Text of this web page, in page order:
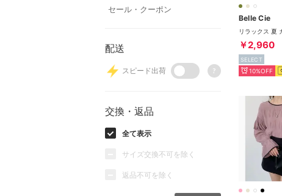
セール・クーポン
配送
スピード出荷 ?
交換・返品
全て表示
サイズ交換不可を除く
返品不可を除く
Belle Cie
￥2,960
SELECT
10%OFF